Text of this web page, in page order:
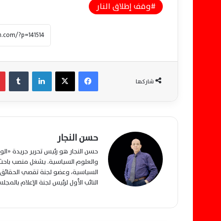
وقف إطلاق النار
شاركها
فيسبوك ‫X لينكدإن
حسن النجار
حسن النجار هو رئيس تحرير جريدة
والعلوم السياسية. يشغل منصب
السياسية، وعضو لجنة تقصي
النائب الأول لرئيس لجنة الإعلام